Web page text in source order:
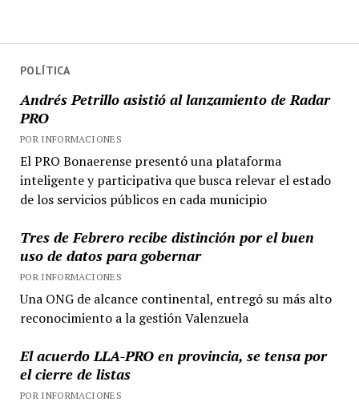
POLÍTICA
Andrés Petrillo asistió al lanzamiento de Radar
PRO
POR INFORMACIONES
El PRO Bonaerense presentó una plataforma
inteligente y participativa que busca relevar el estado
de los servicios públicos en cada municipio
Tres de Febrero recibe distinción por el buen
uso de datos para gobernar
POR INFORMACIONES
Una ONG de alcance continental, entregó su más alto
reconocimiento a la gestión Valenzuela
El acuerdo LLA-PRO en provincia, se tensa por
el cierre de listas
POR INFORMACIONES